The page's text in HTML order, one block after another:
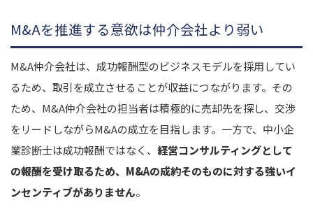
M&Aを推進する意欲は仲介会社より弱い
M&A仲介会社は、成功報酬型のビジネスモデルを採用してい
るため、取引を成立させることが収益につながります。その
ため、M&A仲介会社の担当者は積極的に売却先を探し、交渉
をリードしながらM&Aの成立を目指します。一方で、中小企
業診断士は成功報酬ではなく、 経営コンサルティングとして
の報酬を受け取るため、M&Aの成約そのものに対する強いイ
ンセンティブがありません。